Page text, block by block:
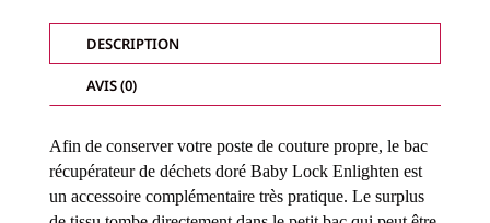
DORÉ
ENLIGHTEN
DESCRIPTION
AVIS (0)
Afin de conserver votre poste de couture propre, le bac
récupérateur de déchets doré Baby Lock Enlighten est
un accessoire complémentaire très pratique. Le surplus